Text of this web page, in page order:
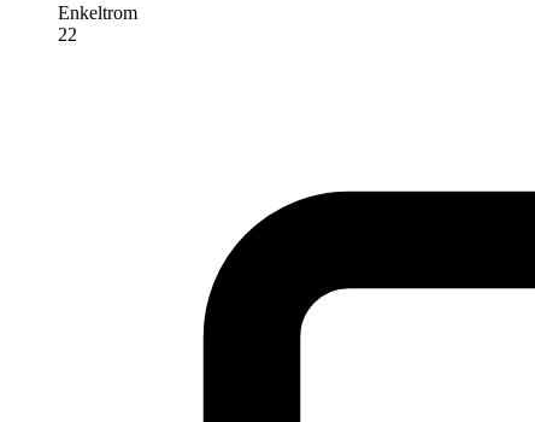
Enkeltrom
22